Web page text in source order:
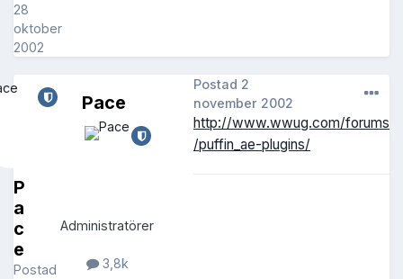
28
oktober
2002
P
a
c
e
Postad
Pace
Administratörer
3,8k
Postad 2
november 2002
http://www.wwug.com/forums
/puffin_ae-plugins/